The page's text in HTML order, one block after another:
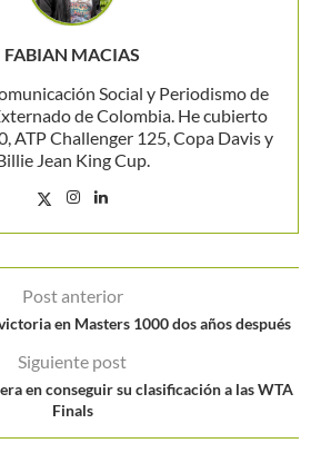
FABIAN MACIAS
Social y Periodismo de
de Colombia. He cubierto
ATP Challenger 125, Copa Davis y
Jean King Cup.
Post anterior
en Masters 1000 dos años después
Siguiente post
en conseguir su clasificación a las WTA
Finals